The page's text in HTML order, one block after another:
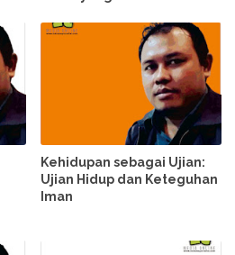
Kehidupan sebagai Ujian:
Ujian Hidup dan Keteguhan
Iman